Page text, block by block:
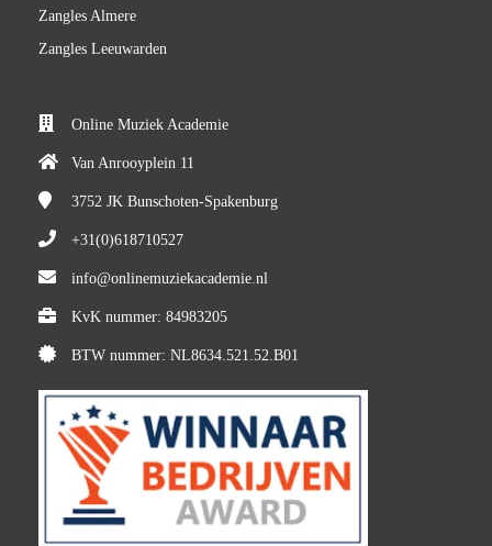
Zangles Almere
Zangles Leeuwarden
Online Muziek Academie
Van Anrooyplein 11
3752 JK Bunschoten-Spakenburg
+31(0)618710527
info@onlinemuziekacademie.nl
KvK nummer: 84983205
BTW nummer: NL8634.521.52.B01